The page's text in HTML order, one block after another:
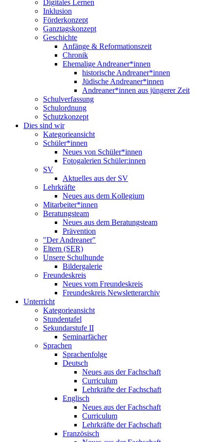
Digitales Lernen
Inklusion
Förderkonzept
Ganztagskonzept
Geschichte
Anfänge & Reformationszeit
Chronik
Ehemalige Andreaner*innen
historische Andreaner*innen
Jüdische Andreaner*innen
Andreaner*innen aus jüngerer Zeit
Schulverfassung
Schulordnung
Schutzkonzept
Dies sind wir
Kategorieansicht
Schüler*innen
Neues von Schüler*innen
Fotogalerien Schüler:innen
SV
Aktuelles aus der SV
Lehrkräfte
Neues aus dem Kollegium
Mitarbeiter*innen
Beratungsteam
Neues aus dem Beratungsteam
Prävention
"Der Andreaner"
Eltern (SER)
Unsere Schulhunde
Bildergalerie
Freundeskreis
Neues vom Freundeskreis
Freundeskreis Newsletterarchiv
Unterricht
Kategorieansicht
Stundentafel
Sekundarstufe II
Seminarfächer
Sprachen
Sprachenfolge
Deutsch
Neues aus der Fachschaft
Curriculum
Lehrkräfte der Fachschaft
Englisch
Neues aus der Fachschaft
Curriculum
Lehrkräfte der Fachschaft
Französisch